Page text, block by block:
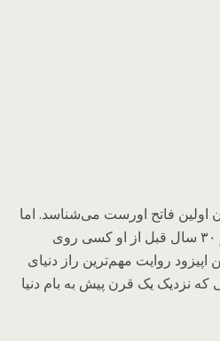
اولین فاتح اورست می‌شناسد. اما
آیا واقعا همین‌طورست؟ اگر ۳۰ سال قبل از او کسی روی
روایت مهم‌ترین راز دنیای
نزدیک یک قرن پیش به بام دنیا